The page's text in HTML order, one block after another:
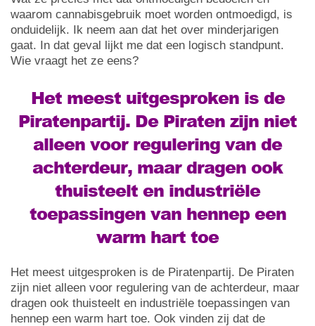
waarom cannabisgebruik moet worden ontmoedigd, is
onduidelijk. Ik neem aan dat het over minderjarigen
gaat. In dat geval lijkt me dat een logisch standpunt.
Wie vraagt het ze eens?
Het meest uitgesproken is de
Piratenpartij. De Piraten zijn niet
alleen voor regulering van de
achterdeur, maar dragen ook
thuisteelt en industriële
toepassingen van hennep een
warm hart toe
Het meest uitgesproken is de Piratenpartij. De Piraten
zijn niet alleen voor regulering van de achterdeur, maar
dragen ook thuisteelt en industriële toepassingen van
hennep een warm hart toe. Ook vinden zij dat de